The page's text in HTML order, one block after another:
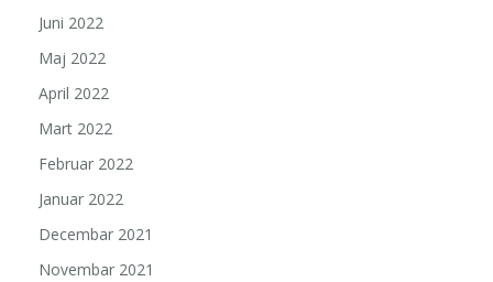
Juni 2022
Maj 2022
April 2022
Mart 2022
Februar 2022
Januar 2022
Decembar 2021
Novembar 2021